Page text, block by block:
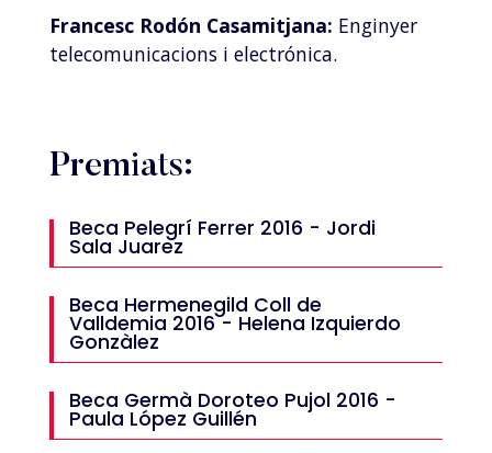
Francesc Rodón Casamitjana: Enginyer
telecomunicacions i electrónica.
Premiats:
Beca Pelegrí Ferrer 2016 - Jordi
Sala Juarez
Beca Hermenegild Coll de
Valldemia 2016 - Helena Izquierdo
Gonzàlez
Beca Germà Doroteo Pujol 2016 -
Paula López Guillén